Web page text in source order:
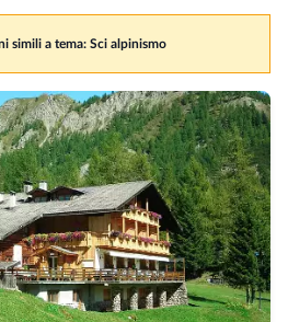
simili a tema: Sci alpinismo